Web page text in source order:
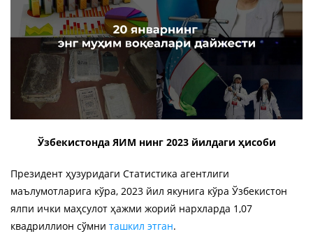
Ўзбекистонда ЯИМ нинг 2023 йилдаги ҳисоби
Президент ҳузуридаги Статистика агентлиги
маълумотларига кўра, 2023 йил якунига кўра Ўзбекистон
ялпи ички маҳсулот ҳажми жорий нархларда 1,07
квадриллион сўмни ташкил этган.